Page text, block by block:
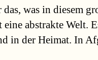
was in diesem
eine abstrakte Welt.
in der Heimat. In